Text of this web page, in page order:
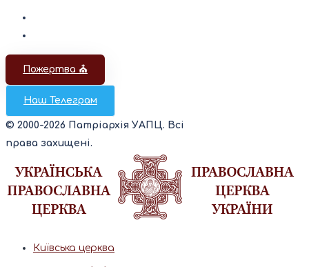
Пожертва ⛪️
Наш Телеграм
© 2000-2026 Патріархія УАПЦ. Всі
права захищені.
Київська церква